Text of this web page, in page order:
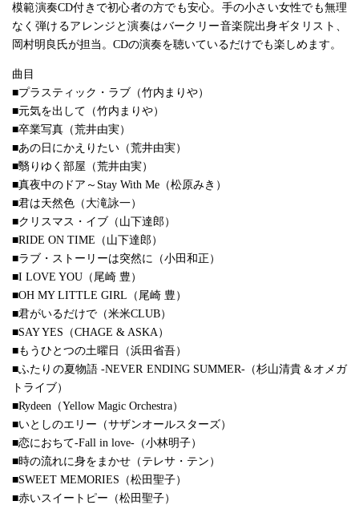
模範演奏CD付きで初心者の方でも安心。手の小さい女性でも無理
なく弾けるアレンジと演奏はバークリー音楽院出身ギタリスト、
岡村明良氏が担当。CDの演奏を聴いているだけでも楽しめます。
曲目
■プラスティック・ラブ（竹内まりや）
■元気を出して（竹内まりや）
■卒業写真（荒井由実）
■あの日にかえりたい（荒井由実）
■翳りゆく部屋（荒井由実）
■真夜中のドア～Stay With Me（松原みき）
■君は天然色（大滝詠一）
■クリスマス・イブ（山下達郎）
■RIDE ON TIME（山下達郎）
■ラブ・ストーリーは突然に（小田和正）
■I LOVE YOU（尾崎 豊）
■OH MY LITTLE GIRL（尾崎 豊）
■君がいるだけで（米米CLUB）
■SAY YES（CHAGE & ASKA）
■もうひとつの土曜日（浜田省吾）
■ふたりの夏物語 -NEVER ENDING SUMMER-（杉山清貴＆オメガ
トライブ）
■Rydeen（Yellow Magic Orchestra）
■いとしのエリー（サザンオールスターズ）
■恋におちて-Fall in love-（小林明子）
■時の流れに身をまかせ（テレサ・テン）
■SWEET MEMORIES（松田聖子）
■赤いスイートピー（松田聖子）